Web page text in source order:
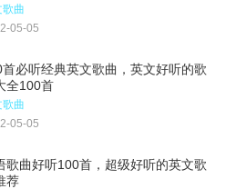
歌曲
05-05
首必听经典英文歌曲，英文好听的歌
全100首
歌曲
05-05
歌曲好听100首，超级好听的英文歌
荐